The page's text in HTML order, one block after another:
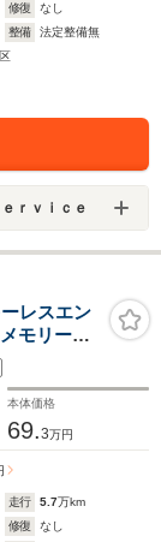
修復
なし
整備
法定整備無
ｒｖｉｃｅ
レスエン
モリーナ
スマー
ンドウ
本体価格
69.3万円
走行 5.7万km
修復
なし